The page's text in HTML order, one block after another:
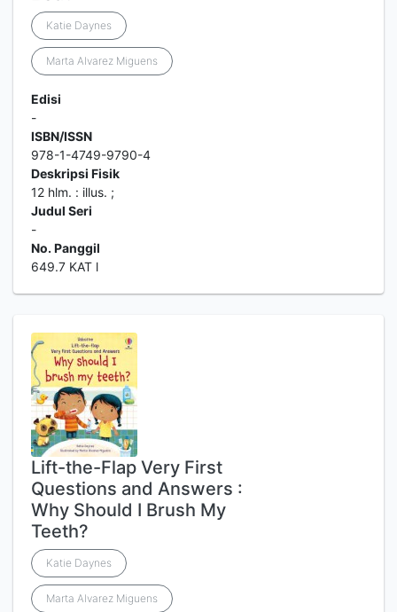
Katie Daynes
Marta Alvarez Miguens
Edisi
-
ISBN/ISSN
978-1-4749-9790-4
Deskripsi Fisik
12 hlm. : illus. ;
Judul Seri
-
No. Panggil
649.7 KAT l
Lift-the-Flap Very First
Questions and Answers :
Why Should I Brush My
Teeth?
Katie Daynes
Marta Alvarez Miguens